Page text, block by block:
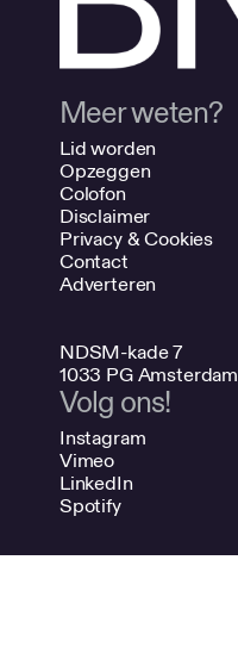
Meer weten?
Lid worden
Opzeggen
Colofon
Disclaimer
Privacy & Cookies
Contact
Adverteren
NDSM-kade 7
1033 PG Amsterdam
Volg ons!
Instagram
Vimeo
LinkedIn
Spotify